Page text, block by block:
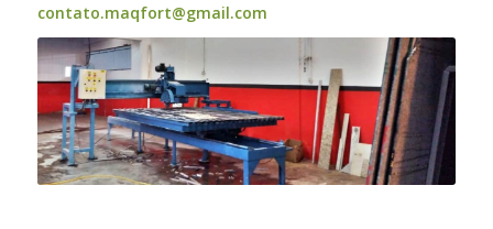
contato.maqfort@gmail.com